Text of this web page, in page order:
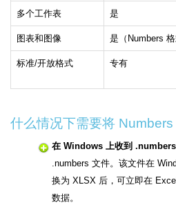
多个工作表 是
图表和图像 是（Numbers 格
标准/开放格式 专有
什么情况下需要将 Numbers
在 Windows 上收到 .numbers
.numbers 文件。该文件在
换为 XLSX 后，可立即在
数据。